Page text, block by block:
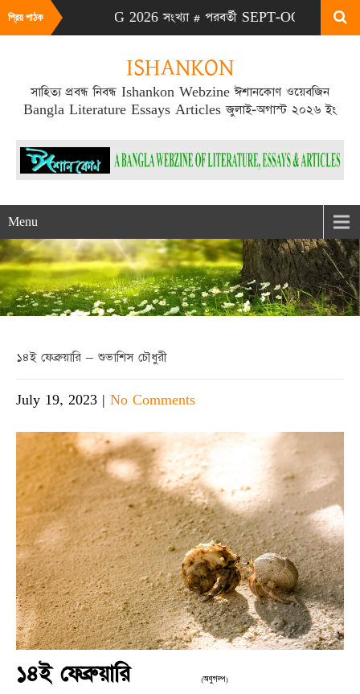
প্রিয় পাঠক
# এটা JULY-AUG 2026 সংখ্যা # পরবর্তী SEPT-OCT 2026
ISHANKON
সাহিত্য প্রবন্ধ নিবন্ধ Ishankon Webzine ঈশানকোণ ওয়েবজিন
Bangla Literature Essays Articles জুলাই-অগাস্ট ২০২৬ ইং
Menu
১৪ই ফেব্রুয়ারি – শুভাশিস চৌধুরী
July 19, 2023 | No Comments
১৪ই ফেব্রুয়ারি (অণুগল্প)